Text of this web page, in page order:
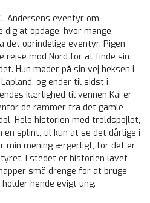
Andersens eventyr om
at opdage, hvor mange
oprindelige eventyr. Pigen
rejse mod Nord for at finde sin
Hun møder på sin vej heksen i
og ender til sidst i
kærlighed til vennen Kai er
de rammer fra det gamle
Hele historien med troldspejlet,
en splint, til kun at se det dårlige i
min mening ærgerligt, for det er
I stedet er historien lavet
små drenge for at bruge
hende evigt ung.